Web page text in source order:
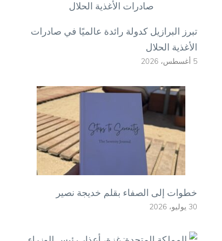
تبرز البرازيل كدولة رائدة عالميًا في صادرات
الأغذية الحلال
5 أغسطس، 2026
خطوات إلى الصفاء بقلم خديجة نصير
30 يوليو، 2026